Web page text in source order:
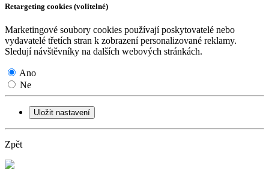
Retargeting cookies (volitelné)
Marketingové soubory cookies používají poskytovatelé nebo
vydavatelé třetích stran k zobrazení personalizované reklamy.
Sledují návštěvníky na dalších webových stránkách.
Ano
Ne
Uložit nastavení
Zpět